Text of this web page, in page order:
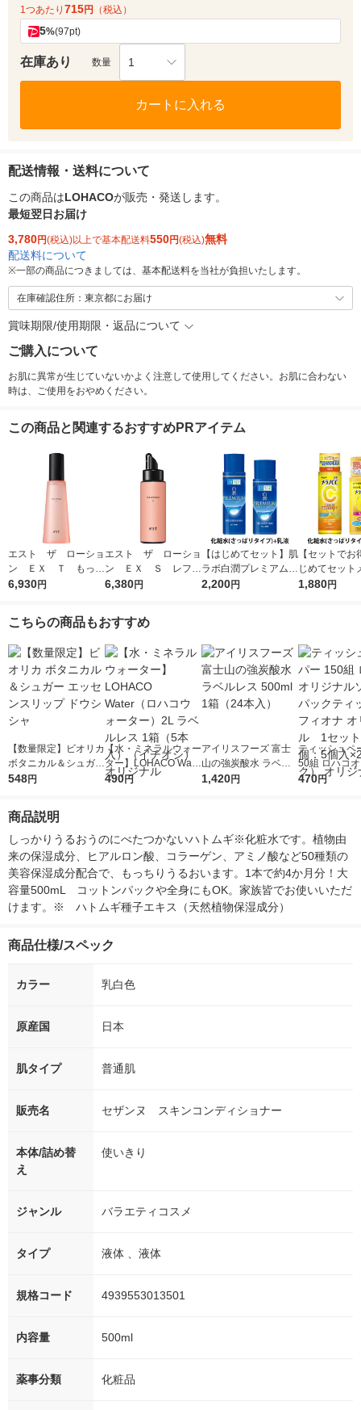
1つあたり 715円 （税込）
5%(97pt)
在庫あり 数量 1
カートに入れる
配送情報・送料について
この商品はLOHACOが販売・発送します。
最短翌日お届け
3,780円(税込)以上で基本配送料550円(税込)無料
配送料について
※一部の商品につきましては、基本配送料を当社が負担いたします。
在庫確認住所：東京都にお届け
賞味期限/使用期限・返品について
ご購入について
お肌に異常が生じていないかよく注意して使用してください。お肌に合わない
時は、ご使用をおやめください。
この商品と関連するおすすめPRアイテム
エスト ザ ローショ
ン ＥＸ Ｔ もっち
りハリ弾力のある肌に
6,930円
エスト ザ ローショ
ン ＥＸ Ｓ レフィ
ル うるおって明るく
6,380円
【はじめてセット】肌
ラボ白潤プレミアム薬
用浸透美白化粧水＋乳
2,200円
【セットでお
じめてセット
C薬用しみ対
1,880円
こちらの商品もおすすめ
【数量限定】ビオリカ
ボタニカル＆シュガー
エッセンスリップ ド
548円
【水・ミネラルウォー
ター】LOHACO Wate
r（ロハコウォータ
490円
アイリスフーズ 富士
山の強炭酸水 ラベル
レス 500ml 1箱（24
1,420円
ティッシュペ
50組 ロハコ
ルソフトパッ
オリジナル
470円
商品説明
しっかりうるおうのにべたつかないハトムギ※化粧水です。植物由
来の保湿成分、ヒアルロン酸、コラーゲン、アミノ酸など50種類の
美容保湿成分配合で、もっちりうるおいます。1本で約4か月分！大
容量500mL　コットンパックや全身にもOK。家族皆でお使いいただ
けます。※　ハトムギ種子エキス（天然植物保湿成分）
商品仕様/スペック
カラー 乳白色
原産国 日本
肌タイプ 普通肌
販売名 セザンヌ スキンコンディショナー
本体/詰め替
え
使いきり
ジャンル バラエティコスメ
タイプ 液体 、液体
規格コード 4939553013501
内容量 500ml
薬事分類 化粧品